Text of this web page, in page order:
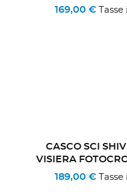
169,00 €Tasse
CASCO SCI
VISIERA
189,00 €Tasse